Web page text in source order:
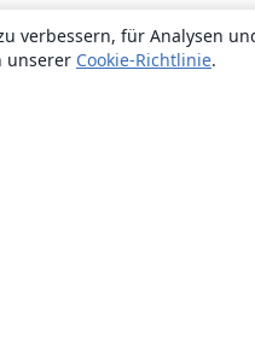
verbessern, für Analysen
unserer Cookie-Richtlinie.